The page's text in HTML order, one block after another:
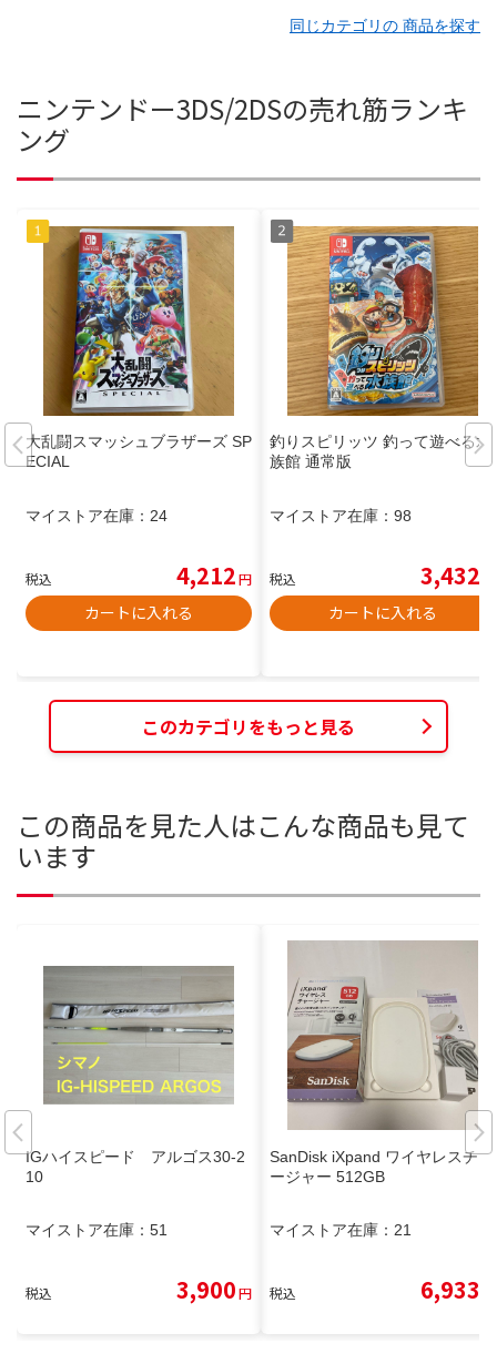
同じカテゴリの 商品を探す
ニンテンドー3DS/2DSの売れ筋ランキ
ング
大乱闘スマッシュブラザーズ SP
ECIAL
マイストア在庫： 24
税込 4,212円
カートに入れる
釣りスピリッツ 釣って遊べる水
族館 通常版
マイストア在庫： 98
税込 3,432
カートに入れる
このカテゴリをもっと見る
この商品を見た人はこんな商品も見て
います
IGハイスピード アルゴス30-2
10
マイストア在庫： 51
税込 3,900円
SanDisk iXpand ワイヤレスチャ
ージャー 512GB
マイストア在庫： 21
税込 6,933